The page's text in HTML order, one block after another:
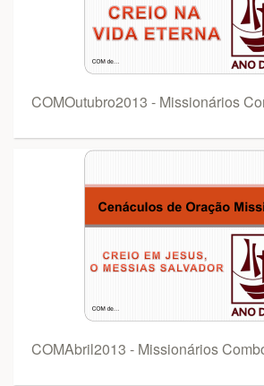
COMOutubro2013 - Missionários
COMAbril2013 - Missionários